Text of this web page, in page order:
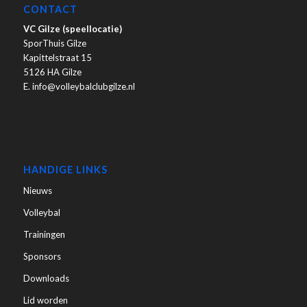
CONTACT
VC Gilze (speellocatie)
SporThuis Gilze
Kapittelstraat 15
5126 HA Gilze
E. info@volleybalclubgilze.nl
HANDIGE LINKS
Nieuws
Volleybal
Trainingen
Sponsors
Downloads
Lid worden